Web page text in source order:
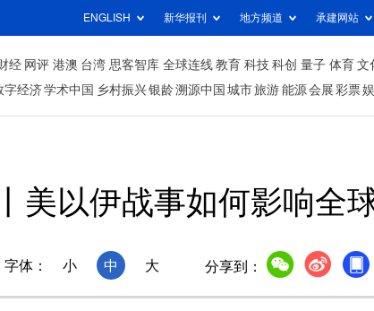
ENGLISH 新华报刊 地方频道 承建网站
经 网评 港澳 台湾 思客智库 全球连线 教育 科技 科创 量子 体育 文
字经济学术中国 乡村振兴银龄溯源中国 城市旅游 能源 会展 彩票
美以伊战事如何影响全
字体： 小 中 大 分享到：